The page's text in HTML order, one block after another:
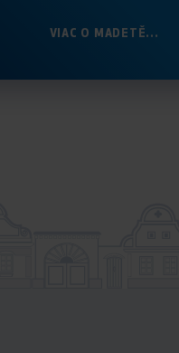
VIAC O MADETĚ...